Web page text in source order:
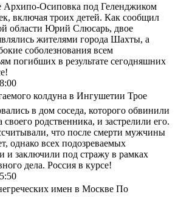
Архипо-Осиповка под Геленджиком
включая троих детей. Как сообщил
области Юрий Слюсарь, двое
жителями города Шахты, а
соболезнования всем
погибших в результате сегодняшних
колдуна в Ингушетии Трое
в дом соседа, которого обвинили
родственника, и застрелили его.
что после смерти мужчины
однако всех подозреваемых
и заключили под стражу в рамках
дела. Россия в курсе!
имен в Москве По